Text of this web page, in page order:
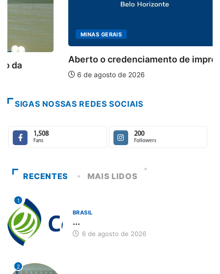
Aberto o credenciamento de imprensa para a...
6 de agosto de 2026
SIGAS NOSSAS REDES SOCIAIS
1,508
Fans
200
Followers
RECENTES MAIS LIDOS
1
BRASIL
...
6 de agosto de 2026
2